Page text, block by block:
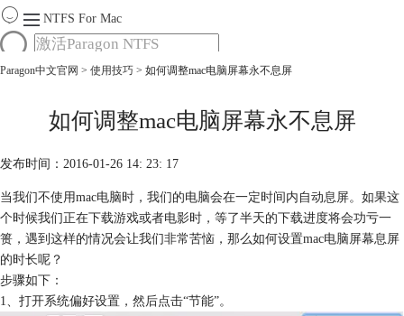
NTFS For Mac
首页
Mac软件大全
购买
Paragon中文官网 > 使用技巧 > 如何调整mac电脑屏幕永不息屏
如何调整mac电脑屏幕永不息屏
发布时间：2016-01-26 14: 23: 17
当我们不使用mac电脑时，我们的电脑会在一定时间内自动息屏。如果这
个时候我们正在下载游戏或者电影时，等了半天的下载进度将会功亏一
篑，遇到这样的情况会让我们非常苦恼，那么如何设置mac电脑屏幕息屏
的时长呢？
步骤如下：
1、打开系统偏好设置，然后点击“节能”。